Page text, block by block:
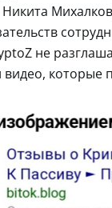
Никита
не
которые